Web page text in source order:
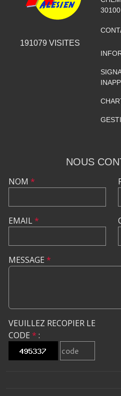
191079 VISITES
30100
NOUS
NOM *
EMAIL*
MESSAGE *
VEUILLEZ RECOPIER LE
CODE * :